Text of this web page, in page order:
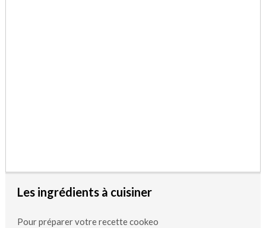
Les ingrédients à cuisiner
Pour préparer votre recette cookeo